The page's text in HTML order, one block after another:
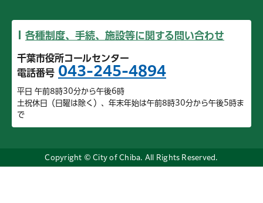
各種制度、手続、施設等に関する問い合わせ
千葉市役所コールセンター
電話番号 043-245-4894
平日 午前8時30分から午後6時
土祝休日（日曜は除く）、年末年始は午前8時30分から午後5時ま
で
Copyright © City of Chiba. All Rights Reserved.